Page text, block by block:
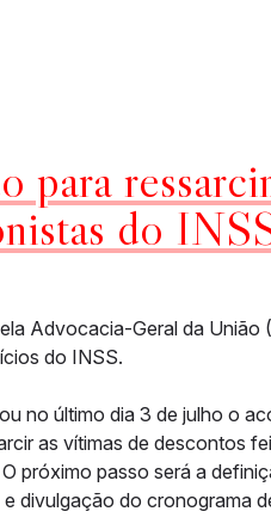
para
do
Advocacia-Geral da União
do INSS.
no último dia 3 de julho o
as vítimas de descontos
próximo passo será a
divulgação do cronograma